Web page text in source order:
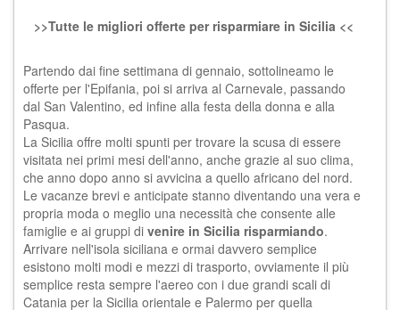
>>Tutte le migliori offerte per risparmiare in Sicilia <<
Partendo dai fine settimana di gennaio, sottolineamo le
offerte per l'Epifania, poi si arriva al Carnevale, passando
dal San Valentino, ed infine alla festa della donna e alla
Pasqua.
La Sicilia offre molti spunti per trovare la scusa di essere
visitata nei primi mesi dell'anno, anche grazie al suo clima,
che anno dopo anno si avvicina a quello africano del nord.
Le vacanze brevi e anticipate stanno diventando una vera e
propria moda o meglio una necessità che consente alle
famiglie e ai gruppi di venire in Sicilia risparmiando.
Arrivare nell'isola siciliana e ormai davvero semplice
esistono molti modi e mezzi di trasporto, ovviamente il più
semplice resta sempre l'aereo con i due grandi scali di
Catania per la Sicilia orientale e Palermo per quella